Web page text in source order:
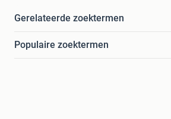
Gerelateerde zoektermen
Populaire zoektermen